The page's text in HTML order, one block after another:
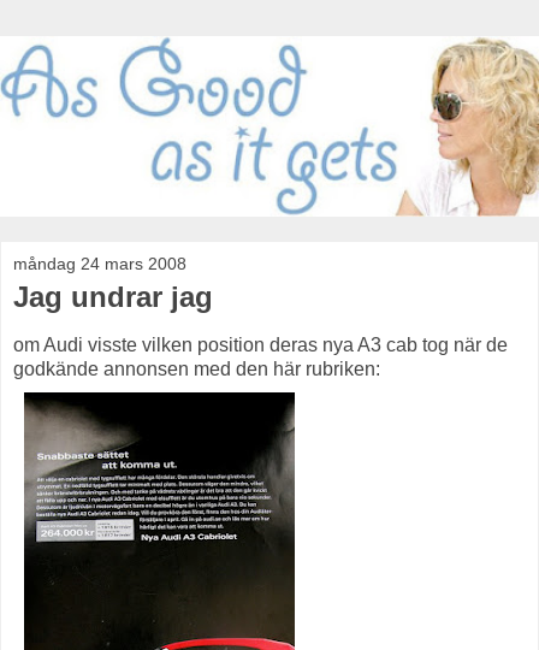
måndag 24 mars 2008
Jag undrar jag
om Audi visste vilken position deras nya A3 cab tog när de
godkände annonsen med den här rubriken: